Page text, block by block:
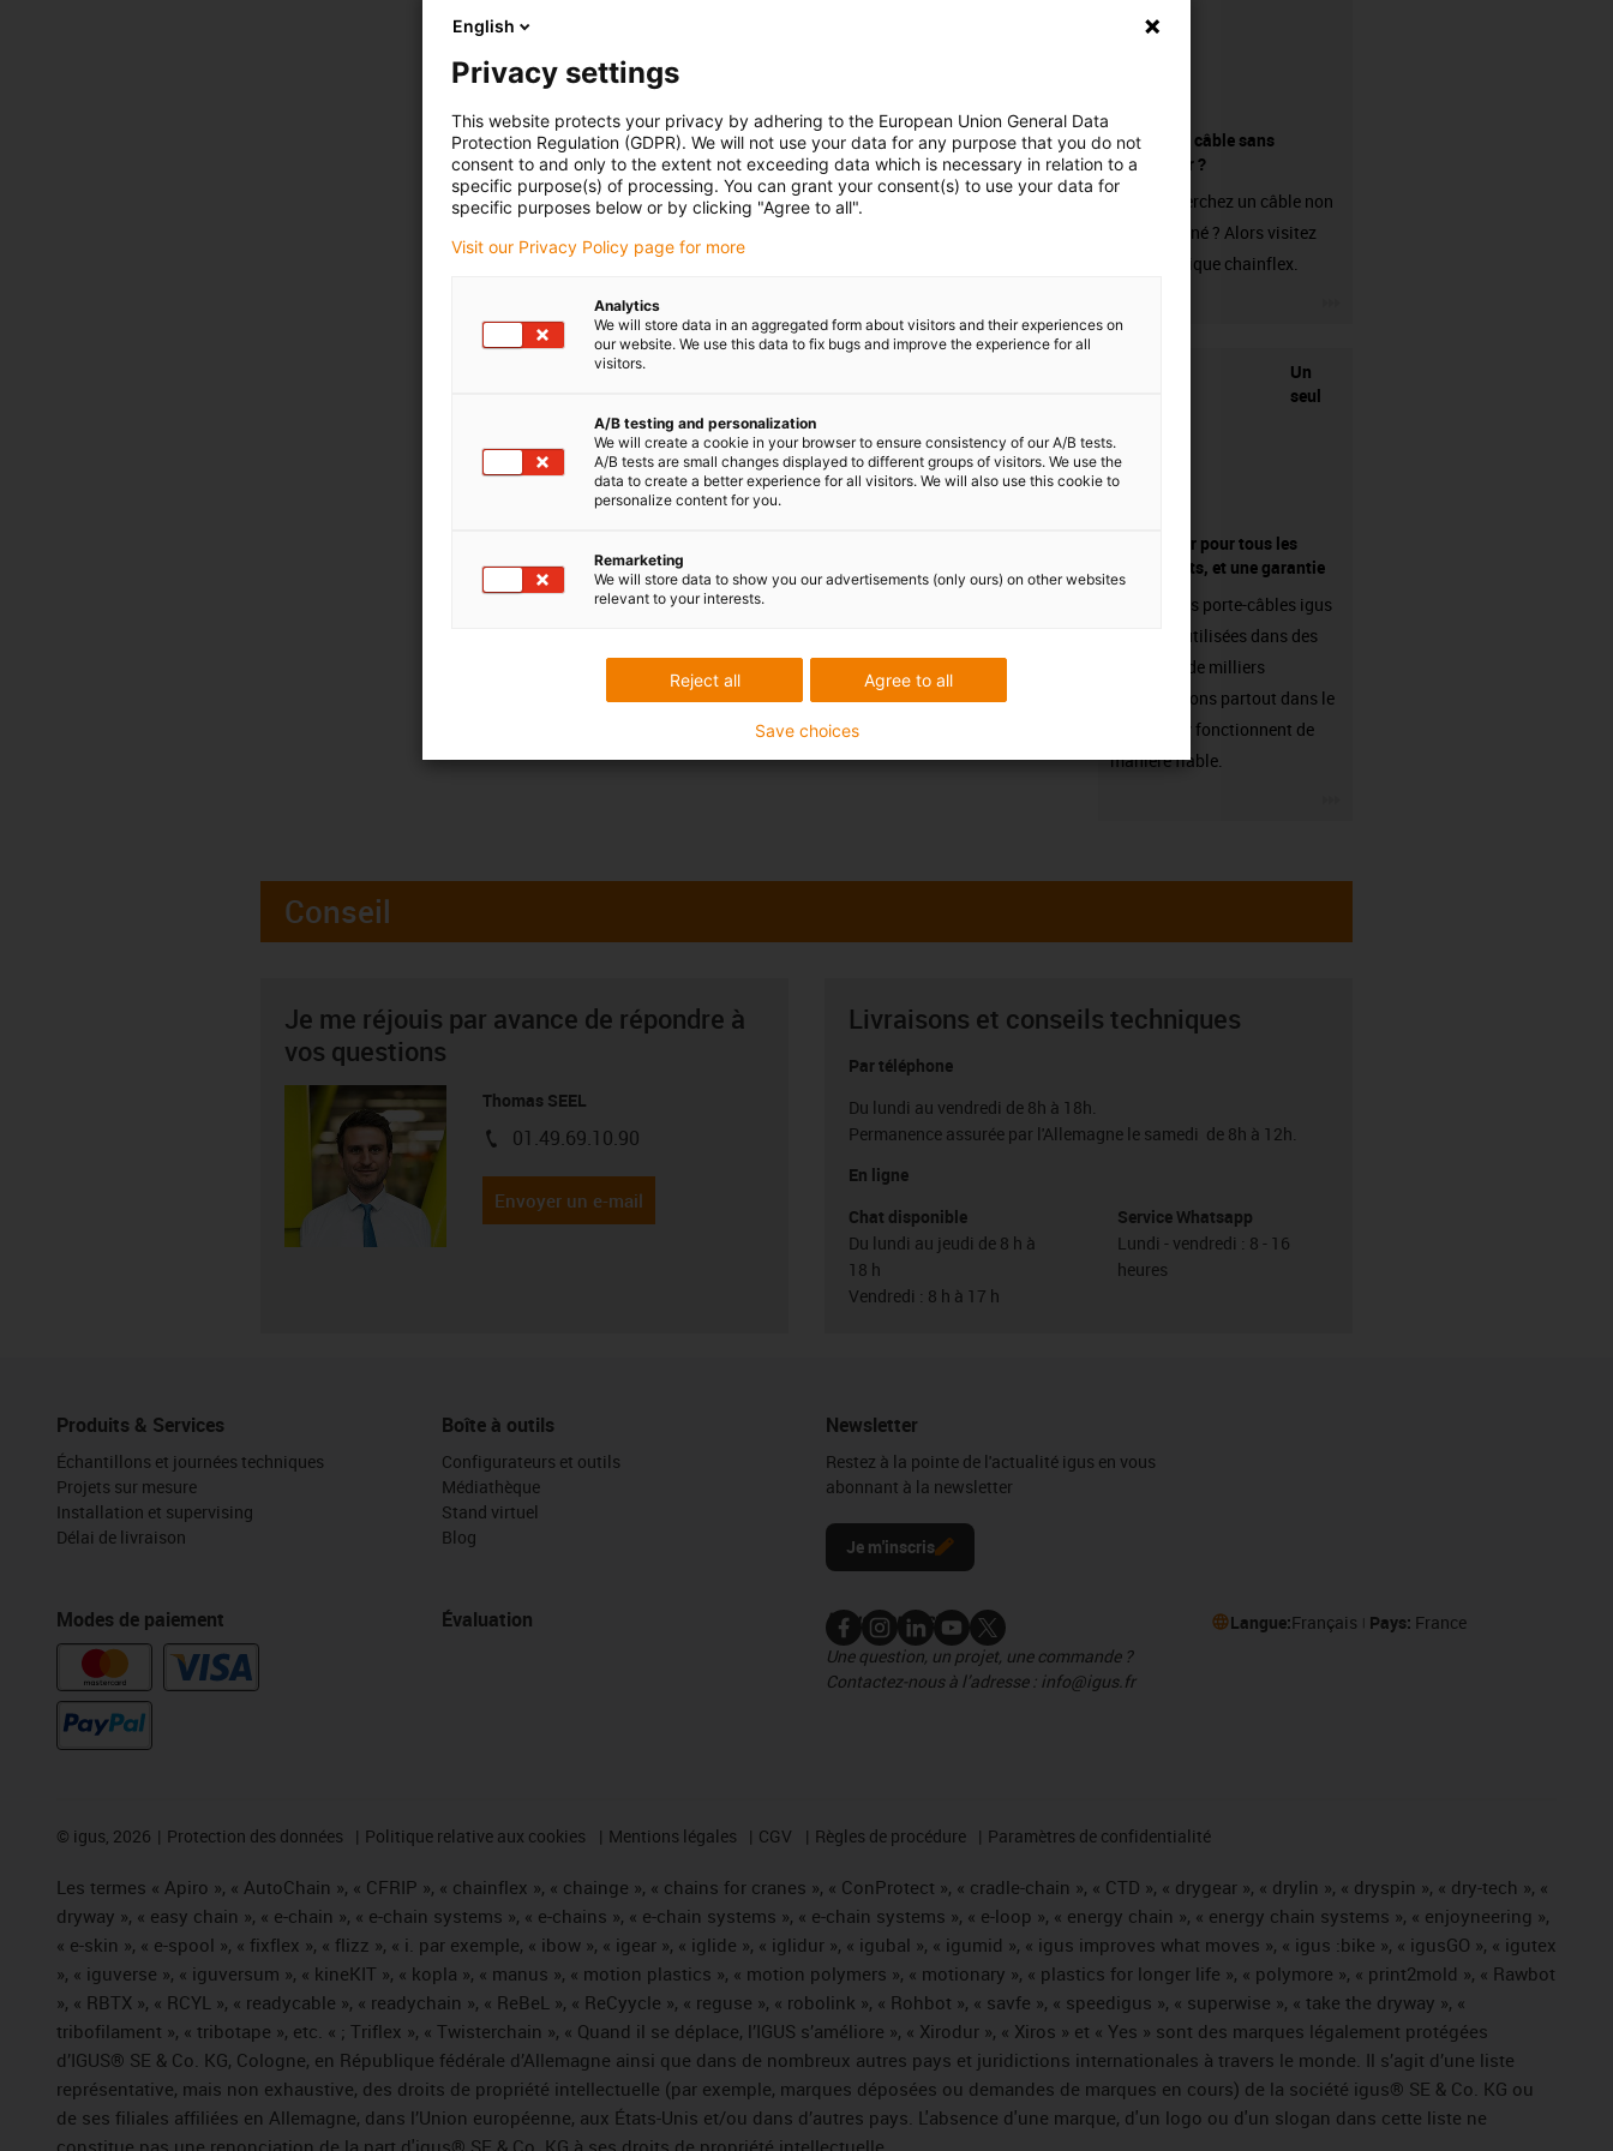
Acheter un câble sans
connecteur ?
Vous recherchez un câble non
confectionné ? Alors visitez
notre boutique chainflex.
Un
seul
fournisseur pour tous les
composants, et une garantie
Les chaînes porte-câbles igus
sont déjà utilisées dans des
centaines de milliers
d'applications partout dans le
monde et y fonctionnent de
manière fiable.
Conseil
Je me réjouis par avance de répondre à
vos questions
Thomas SEEL
igus-icon-phone
01.49.69.10.90
Envoyer un e-mail
Livraisons et conseils techniques
Par téléphone
Du lundi au vendredi de 8h à 18h.
Permanence assurée par l'Allemagne le samedi de 8h à 12h.
En ligne
Chat disponible
Du lundi au jeudi de 8 h à
18 h
Vendredi : 8 h à 17 h
Service Whatsapp
Lundi - vendredi : 8 - 16
heures
Produits & Services
Échantillons et journées techniques
Projets sur mesure
Installation et supervising
Délai de livraison
Modes de paiement
Boîte à outils
Configurateurs et outils
Médiathèque
Stand virtuel
Blog
Évaluation
Newsletter
Restez à la pointe de l'actualité igus en vous
abonnant à la newsletter
Je m'inscris
Nous contacter
Une question, un projet, une commande ?
Contactez-nous à l’adresse : info@igus.fr
Langue:Français Pays: France
© igus, 2026 Protection des données Politique relative aux cookies Mentions légales CGV Règles de procédure Paramètres de confidentialité
Les termes « Apiro », « AutoChain », « CFRIP », « chainflex », « chainge », « chains for cranes », « ConProtect », « cradle-chain », « CTD », « drygear », « drylin », « dryspin », « dry-tech », «
dryway », « easy chain », « e-chain », « e-chain systems », « e-chains », « e-chain systems », « e-chain systems », « e-loop », « energy chain », « energy chain systems », « enjoyneering »,
« e-skin », « e-spool », « fixflex », « flizz », « i. par exemple, « ibow », « igear », « iglide », « iglidur », « igubal », « igumid », « igus improves what moves », « igus :bike », « igusGO », « igutex
», « iguverse », « iguversum », « kineKIT », « kopla », « manus », « motion plastics », « motion polymers », « motionary », « plastics for longer life », « polymore », « print2mold », « Rawbot
», « RBTX », « RCYL », « readycable », « readychain », « ReBeL », « ReCyycle », « reguse », « robolink », « Rohbot », « savfe », « speedigus », « superwise », « take the dryway », «
tribofilament », « tribotape », etc. « ; Triflex », « Twisterchain », « Quand il se déplace, l’IGUS s’améliore », « Xirodur », « Xiros » et « Yes » sont des marques légalement protégées
d’IGUS® SE & Co. KG, Cologne, en République fédérale d’Allemagne ainsi que dans de nombreux autres pays et juridictions internationales à travers le monde. Il s’agit d’une liste
représentative, mais non exhaustive, des droits de propriété intellectuelle (par exemple, marques déposées ou demandes de marques en cours) de la société igus® SE & Co. KG ou
de ses filiales affiliées en Allemagne, dans l’Union européenne, aux États-Unis et/ou dans d’autres pays. L'absence d'une marque, d'un logo ou d'un slogan dans cette liste ne
constitue pas une renonciation de la part d'igus® SE & Co. KG à ses droits de propriété intellectuelle.
English
Privacy settings
This website protects your privacy by adhering to the European Union General Data
Protection Regulation (GDPR). We will not use your data for any purpose that you do not
consent to and only to the extent not exceeding data which is necessary in relation to a
specific purpose(s) of processing. You can grant your consent(s) to use your data for
specific purposes below or by clicking "Agree to all".
Visit our Privacy Policy page for more
Analytics
We will store data in an aggregated form about visitors and their experiences on
our website. We use this data to fix bugs and improve the experience for all
visitors.
A/B testing and personalization
We will create a cookie in your browser to ensure consistency of our A/B tests.
A/B tests are small changes displayed to different groups of visitors. We use the
data to create a better experience for all visitors. We will also use this cookie to
personalize content for you.
Remarketing
We will store data to show you our advertisements (only ours) on other websites
relevant to your interests.
Agree to all
Reject all
Save choices